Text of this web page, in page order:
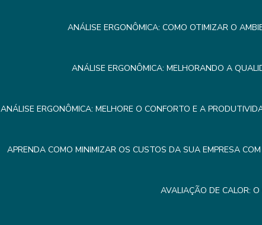
ANÁLISE ERGONÔMICA: COMO OTIMIZAR O
ANÁLISE ERGONÔMICA: MELHORANDO A
ANÁLISE ERGONÔMICA: MELHORE O CONFORTO E A
APRENDA COMO MINIMIZAR OS CUSTOS DA SUA EMPRESA
AVALIAÇÃO DE CALOR: